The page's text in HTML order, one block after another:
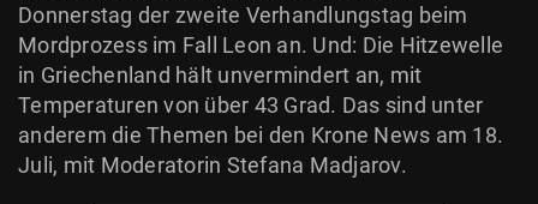
Donnerstag der zweite Verhandlungstag beim
Mordprozess im Fall Leon an. Und: Die Hitzewelle
in Griechenland hält unvermindert an, mit
Temperaturen von über 43 Grad. Das sind unter
anderem die Themen bei den Krone News am 18.
Juli, mit Moderatorin Stefana Madjarov.